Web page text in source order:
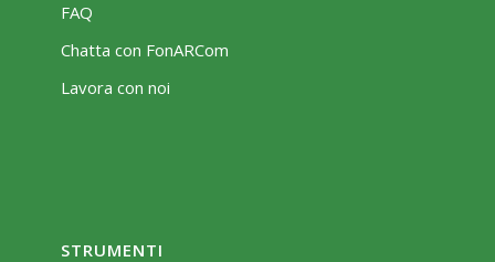
FAQ
Chatta con FonARCom
Lavora con noi
STRUMENTI